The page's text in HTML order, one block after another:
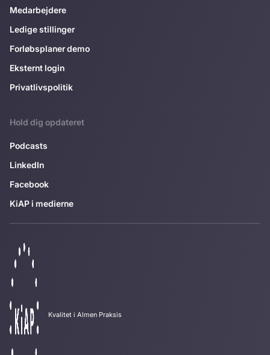
Medarbejdere
Ledige stillinger
Forløbsplaner demo
Eksternt login
Privatlivspolitik
Hold dig opdateret
Podcasts
LinkedIn
Facebook
KiAP i medierne
Kvalitet i Almen Praksis